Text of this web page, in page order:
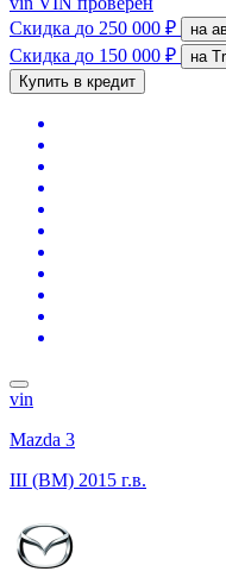
Скидка до 250 000 ₽
Скидка до 150 000 ₽
Купить в кредит
vin
Mazda 3
III (BM) 2015 г.в.